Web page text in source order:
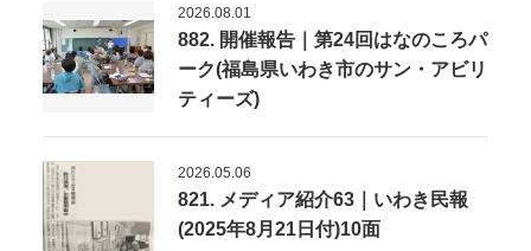
2026.08.01
882. 開催報告｜第24回はなのころパ
ーク(福島県いわき市のサン・アビリ
ティーズ)
2026.05.06
821. メディア紹介63｜いわき民報
(2025年8月21日付)10面